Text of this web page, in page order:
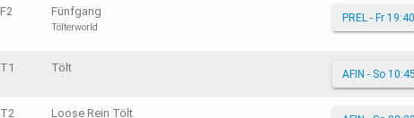
Fünfgang
Tölterworld
PREL - Fr 19:40
Tölt AFIN - So 10:45
Loose Rein Tölt